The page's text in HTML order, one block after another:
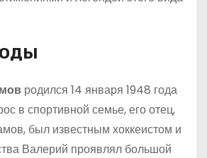
родился 14 января 1948 года
в спортивной семье, его отец,
был известным хоккеистом и
Валерий проявлял большой